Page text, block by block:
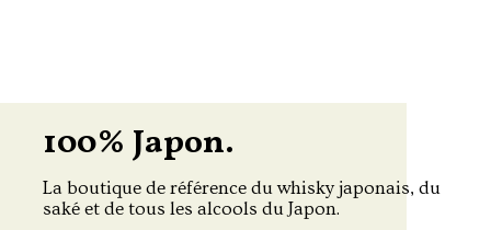
100% Japon.
La boutique de référence du whisky japonais, du
saké et de tous les alcools du Japon.